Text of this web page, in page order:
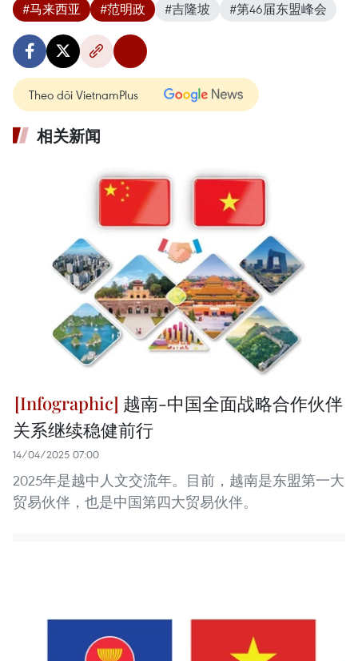
#马来西亚 #范明政 #吉隆坡 #第46届东盟峰会
Theo dõi VietnamPlus
相关新闻
越南-中国全面战略合作伙伴
关系继续稳健前行
14/04/2025 07:00
2025年是越中人文交流年。目前，越南是东盟第一大
贸易伙伴，也是中国第四大贸易伙伴。